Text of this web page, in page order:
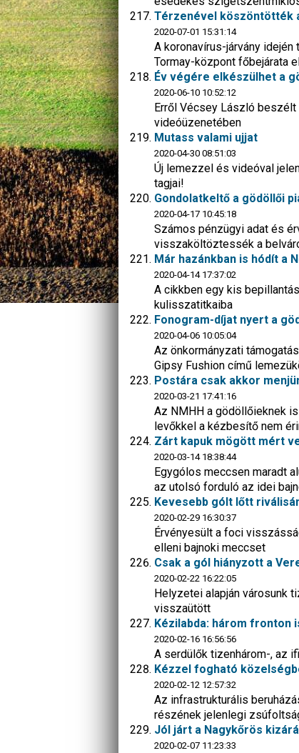
Térzenével köszöntötték
2020-07-01 15:31:14
A koronavírus-járvány
Tormay-központ főbejárata
Év végére elkészülhet a
2020-06-10 10:52:12
Erről Vécsey László
videóüzenetében
Mutass valami ujjat
2020-04-30 08:51:03
Új lemezzel és videóval
tagjai!
Gondolatkeltő a gödöllői
2020-04-17 10:45:18
Számos pénzügyi adat és
visszaköltöztessék a
Már hazánkban is hódít a
2020-04-14 17:37:02
A cikkben egy kis
kulisszatitkaiba
Fonogram-díjat nyert a
2020-04-06 10:05:04
Az önkormányzati
Gipsy Fushion című
Postára csak akkor
2020-03-21 17:41:16
Az NMHH a gödöllőieknek
levőkkel a kézbesítő nem
Zárt kapuk mögött mért
2020-03-14 18:38:44
Egygólos meccsen maradt
az utolsó forduló az idei
Kevesebb gólt lőtt
2020-02-29 16:30:37
Érvényesült a foci
elleni bajnoki meccset
Csak a gól hiányzott a
2020-02-22 16:22:05
Helyzetei alapján városunk
visszaütött
Kézilabda: három fronton
2020-02-16 16:56:56
A serdülők tizenhárom-, az
Kézzel fogható
2020-02-12 12:57:32
Az infrastrukturális
részének jelenlegi
Jól járt a Nagykőrös
2020-02-07 11:23:33